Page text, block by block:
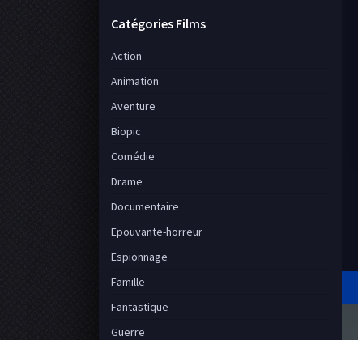
Catégories Films
Action
Animation
Aventure
Biopic
Comédie
Drame
Documentaire
Epouvante-horreur
Espionnage
Famille
Fantastique
Guerre